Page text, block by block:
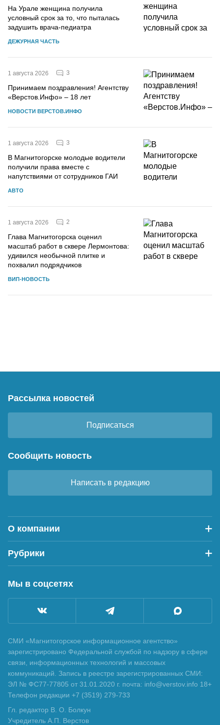
На Урале женщина получила
условный срок за то, что пыталась
задушить врача-педиатра
ДЕЖУРНАЯ ЧАСТЬ
1 августа 2026 3
Принимаем поздравления! Агентству
«Верстов.Инфо» – 18 лет
НОВОСТИ ВЕРСТОВ.ИНФО
1 августа 2026 3
В Магнитогорске молодые водители
получили права вместе с
напутствиями от сотрудников ГАИ
АВТО
1 августа 2026 2
Глава Магнитогорска оценил
масштаб работ в сквере Лермонтова:
удивился необычной плитке и
похвалил подрядчиков
ВИП-НОВОСТЬ
Рассылка новостей
Подписаться
Сообщить новость
Написать в редакцию
О компании
Рубрики
Мы в соцсетях
СМИ «Магнитогорское информационное агентство»
зарегистрировано Федеральной службой по надзору в сфере
связи, информационных технологий и массовых
коммуникаций. Запись в реестре зарегистрированных СМИ:
ЭЛ № ФС77-77805 от 31.01.2020 г. почта: info@verstov.info 18+
Телефон редакции +7 (3519) 279-733
Гл. редактор В. О. Болкун
Учредитель А.П. Верстов